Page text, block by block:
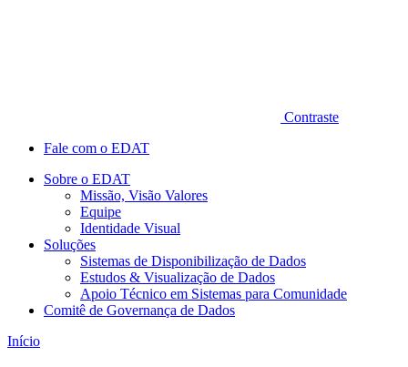
Contraste
Fale com o EDAT
Sobre o EDAT
Missão, Visão Valores
Equipe
Identidade Visual
Soluções
Sistemas de Disponibilização de Dados
Estudos & Visualização de Dados
Apoio Técnico em Sistemas para Comunidade
Comitê de Governança de Dados
Início